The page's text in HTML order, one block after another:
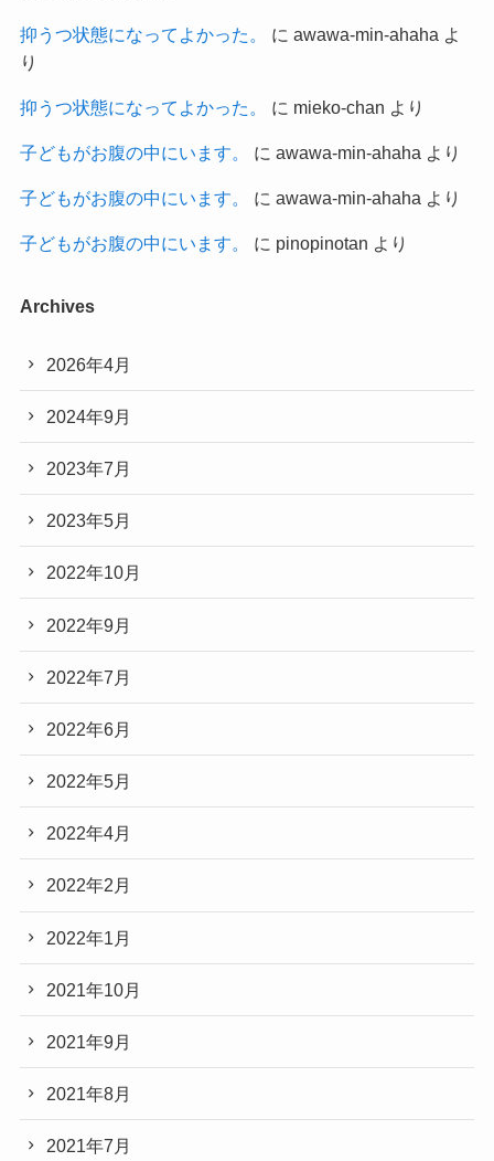
抑うつ状態になってよかった。 に awawa-min-ahaha よ
り
抑うつ状態になってよかった。 に mieko-chan より
子どもがお腹の中にいます。 に awawa-min-ahaha より
子どもがお腹の中にいます。 に awawa-min-ahaha より
子どもがお腹の中にいます。 に pinopinotan より
Archives
2026年4月
2024年9月
2023年7月
2023年5月
2022年10月
2022年9月
2022年7月
2022年6月
2022年5月
2022年4月
2022年2月
2022年1月
2021年10月
2021年9月
2021年8月
2021年7月